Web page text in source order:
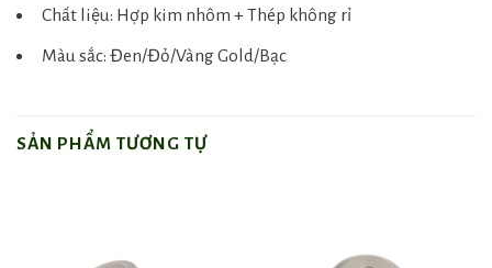
Chất liệu: Hợp kim nhôm + Thép không rỉ
Màu sắc: Đen/Đỏ/Vàng Gold/Bạc
SẢN PHẨM TƯƠNG TỰ